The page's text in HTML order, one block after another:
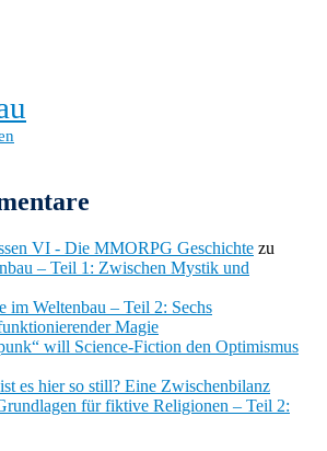
VI - Die MMORPG Geschichte zu
– Teil 1: Zwischen Mystik und
im Weltenbau – Teil 2: Sechs
Magie
will Science-Fiction den Optimismus
es hier so still? Eine Zwischenbilanz
für fiktive Religionen – Teil 2: